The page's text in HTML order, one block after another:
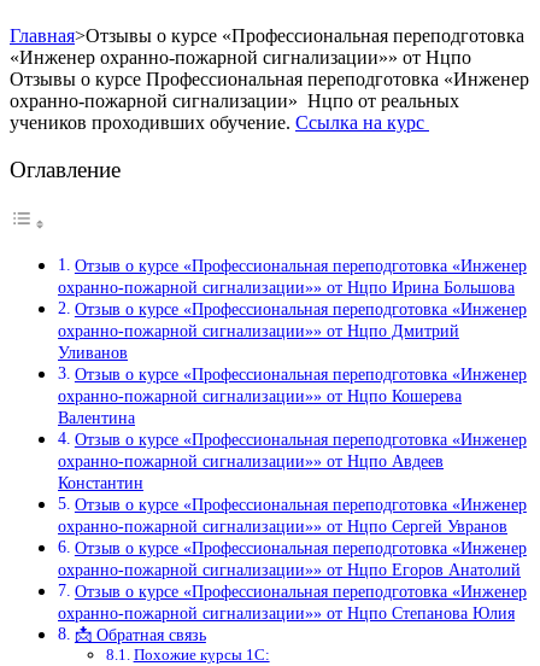
Главная>Отзывы о курсе «Профессиональная переподготовка
«Инженер охранно-пожарной сигнализации»» от Нцпо
Отзывы о курсе Профессиональная переподготовка «Инженер
охранно-пожарной сигнализации» Нцпо от реальных
учеников проходивших обучение. Ссылка на курс
Оглавление
Отзыв о курсе «Профессиональная переподготовка «Инженер
охранно-пожарной сигнализации»» от Нцпо Ирина Большова
Отзыв о курсе «Профессиональная переподготовка «Инженер
охранно-пожарной сигнализации»» от Нцпо Дмитрий
Уливанов
Отзыв о курсе «Профессиональная переподготовка «Инженер
охранно-пожарной сигнализации»» от Нцпо Кошерева
Валентина
Отзыв о курсе «Профессиональная переподготовка «Инженер
охранно-пожарной сигнализации»» от Нцпо Авдеев
Константин
Отзыв о курсе «Профессиональная переподготовка «Инженер
охранно-пожарной сигнализации»» от Нцпо Сергей Увранов
Отзыв о курсе «Профессиональная переподготовка «Инженер
охранно-пожарной сигнализации»» от Нцпо Егоров Анатолий
Отзыв о курсе «Профессиональная переподготовка «Инженер
охранно-пожарной сигнализации»» от Нцпо Степанова Юлия
📩 Обратная связь
Похожие курсы 1С: